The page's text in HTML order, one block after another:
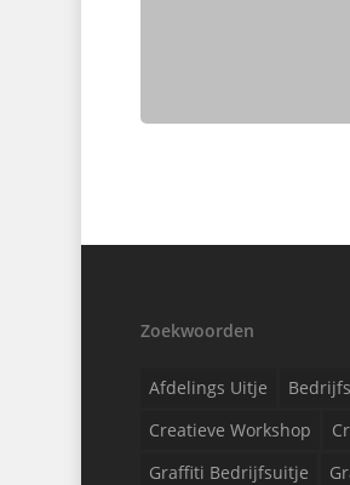
Zoekwoorden
Afdelings Uitje
Creatieve Workshop
Graffiti Bedrijfsuitje